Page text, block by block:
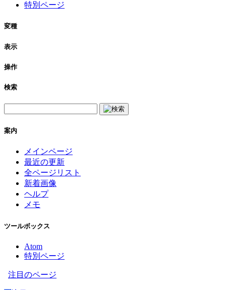
特別ページ
変種
表示
操作
検索
案内
メインページ
最近の更新
全ページリスト
新着画像
ヘルプ
メモ
ツールボックス
Atom
特別ページ
注目のページ